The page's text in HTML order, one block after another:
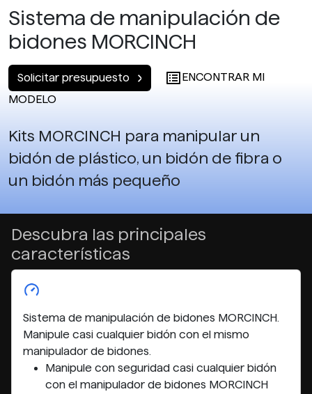
Sistema de manipulación de
bidones MORCINCH
Solicitar presupuesto
ENCONTRAR MI
MODELO
Kits MORCINCH para manipular un
bidón de plástico, un bidón de fibra o
un bidón más pequeño
Descubra las principales
características
Sistema de manipulación de bidones MORCINCH.
Manipule casi cualquier bidón con el mismo
manipulador de bidones.
Manipule con seguridad casi cualquier bidón
con el manipulador de bidones MORCINCH